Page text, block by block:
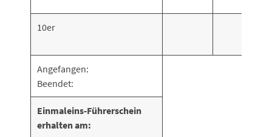
10er
Angefangen:
Beendet:
Einmaleins-Führerschein
erhalten am: